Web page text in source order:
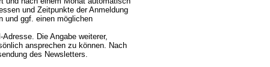
und Zeitpunkte der Anmeldung
und ggf. einen möglichen
Die Angabe weiterer,
ansprechen zu können. Nach
des Newsletters.